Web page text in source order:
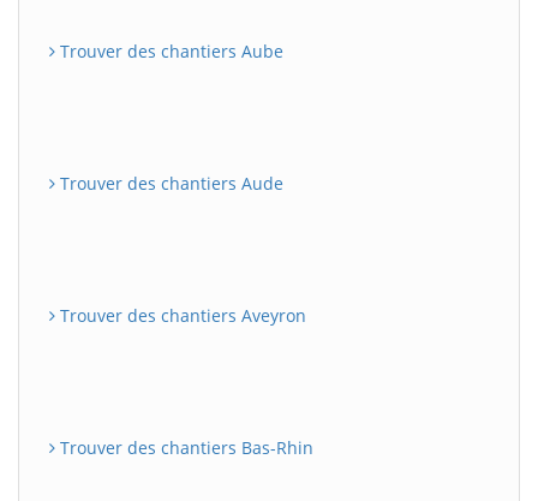
Trouver des chantiers Aube
Trouver des chantiers Aude
Trouver des chantiers Aveyron
Trouver des chantiers Bas-Rhin